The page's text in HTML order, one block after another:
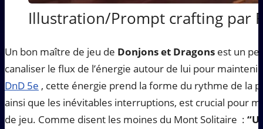
Illustration/Prompt crafting par
Un bon maître de jeu de Donjons et Dragons est un
canaliser le flux de l’énergie autour de lui pour
DnD 5e , cette énergie prend la forme du rythme de la
ainsi que les inévitables interruptions, est crucial pour
de jeu. Comme disent les moines du Mont Solitaire :